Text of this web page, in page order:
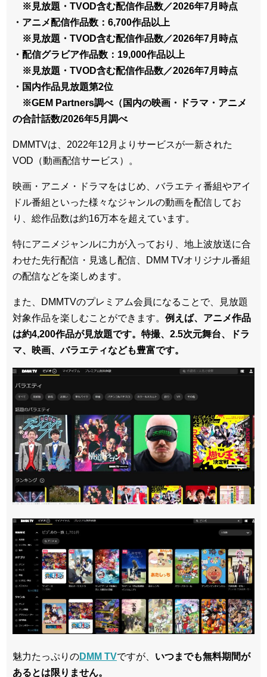
※見放題・TVOD含む配信作品数／2026年7月時点
・アニメ配信作品数：6,700作品以上
※見放題・TVOD含む配信作品数／2026年7月時点
・配信グラビア作品数：19,000作品以上
※見放題・TVOD含む配信作品数／2026年7月時点
・国内作品見放題第2位
※GEM Partners調べ（国内の映画・ドラマ・アニメ
の合計話数/2026年5月調べ
DMMTVは、2022年12月よりサービスが一新された
VOD（動画配信サービス）。
映画・アニメ・ドラマをはじめ、バラエティ番組やアイ
ドル番組といった様々なジャンルの動画を配信してお
り、総作品数は約16万本を超えています。
特にアニメジャンルに力が入っており、地上波放送に合
わせた先行配信・見逃し配信、DMM TVオリジナル番組
の配信などを楽しめます。
また、DMMTVのプレミアム会員になることで、見放題
対象作品を楽しむことができます。 例えば、アニメ作品
は約4,200作品が見放題です。特撮、2.5次元舞台、ドラ
マ、映画、バラエティなども豊富です。
魅力たっぷりのDMM TVですが、 いつまでも無料期間が
あるとは限りません。